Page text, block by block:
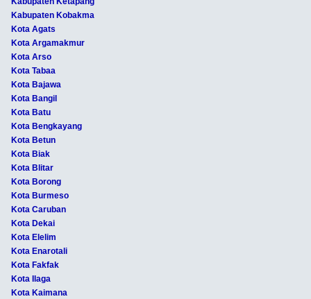
Kabupaten Kobakma
Kota Agats
Kota Argamakmur
Kota Arso
Kota Tabaa
Kota Bajawa
Kota Bangil
Kota Batu
Kota Bengkayang
Kota Betun
Kota Biak
Kota Blitar
Kota Borong
Kota Burmeso
Kota Caruban
Kota Dekai
Kota Elelim
Kota Enarotali
Kota Fakfak
Kota Ilaga
Kota Kaimana